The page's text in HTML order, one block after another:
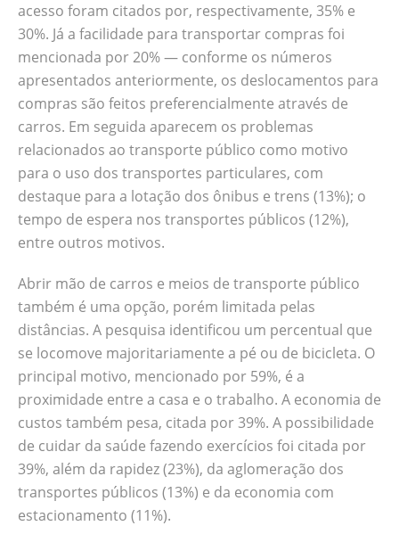
acesso foram citados por, respectivamente, 35% e
30%. Já a facilidade para transportar compras foi
mencionada por 20% — conforme os números
apresentados anteriormente, os deslocamentos para
compras são feitos preferencialmente através de
carros. Em seguida aparecem os problemas
relacionados ao transporte público como motivo
para o uso dos transportes particulares, com
destaque para a lotação dos ônibus e trens (13%); o
tempo de espera nos transportes públicos (12%),
entre outros motivos.
Abrir mão de carros e meios de transporte público
também é uma opção, porém limitada pelas
distâncias. A pesquisa identificou um percentual que
se locomove majoritariamente a pé ou de bicicleta. O
principal motivo, mencionado por 59%, é a
proximidade entre a casa e o trabalho. A economia de
custos também pesa, citada por 39%. A possibilidade
de cuidar da saúde fazendo exercícios foi citada por
39%, além da rapidez (23%), da aglomeração dos
transportes públicos (13%) e da economia com
estacionamento (11%).